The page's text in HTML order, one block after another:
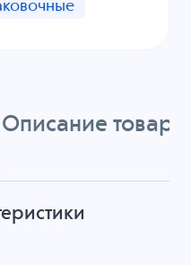
Описание товара